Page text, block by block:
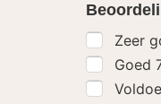
Zeer
Goed